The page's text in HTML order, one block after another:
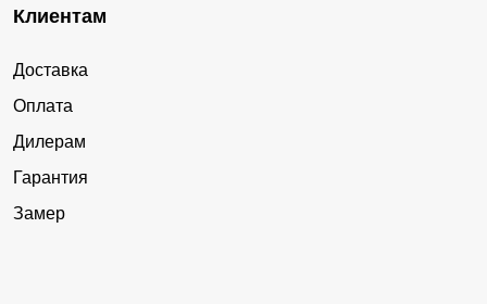
Клиентам
Доставка
Оплата
Дилерам
Гарантия
Замер